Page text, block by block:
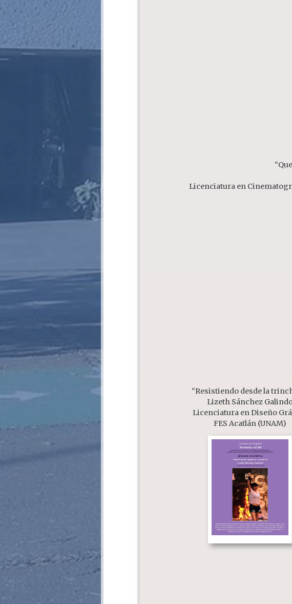
Licenciatura en
“Resistiendo desde la
Lizeth Sánchez
Licenciatura en Diseño
FES Acatlán (UNAM)